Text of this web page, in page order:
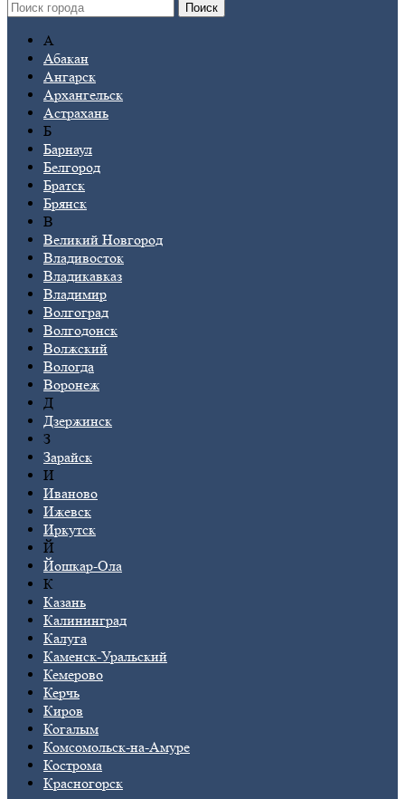
Поиск
А
Абакан
Ангарск
Архангельск
Астрахань
Б
Барнаул
Белгород
Братск
Брянск
В
Великий Новгород
Владивосток
Владикавказ
Владимир
Волгоград
Волгодонск
Волжский
Вологда
Воронеж
Д
Дзержинск
З
Зарайск
И
Иваново
Ижевск
Иркутск
Й
Йошкар-Ола
К
Казань
Калининград
Калуга
Каменск-Уральский
Кемерово
Керчь
Киров
Когалым
Комсомольск-на-Амуре
Кострома
Красногорск